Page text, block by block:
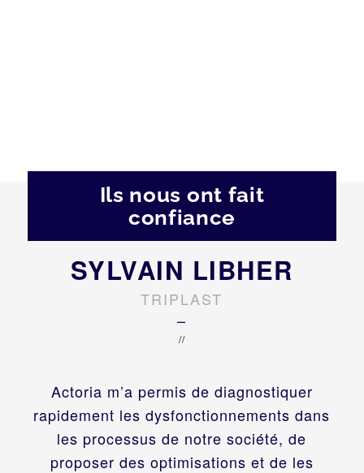
Ils nous ont fait
confiance
Actoria m’a permis de diagnostiquer
rapidement les dysfonctionnements dans
les processus de notre société, de
proposer des optimisations et de les
SYLVAIN LIBHER
TRIPLAST
–
//